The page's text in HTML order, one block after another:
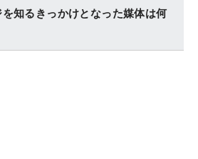
知るきっかけとなった媒体は何